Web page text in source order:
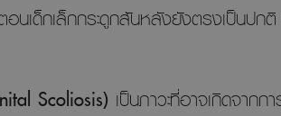
อนเด็กเล็กกระดูกสันหลังยังตรงเป็นป
Scoliosis) เป็นภาวะที่อาจเกิดจา